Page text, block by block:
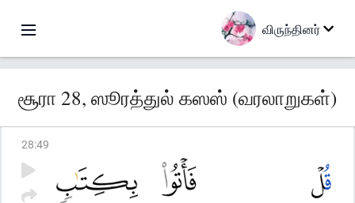
விருந்தினர்
சூரா 28, ஸூரத்துல் கஸஸ் (வரலாறுகள்)
28:49